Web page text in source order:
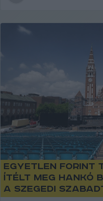
Egyetlen forint
ítélt meg Hankó
a Szegedi